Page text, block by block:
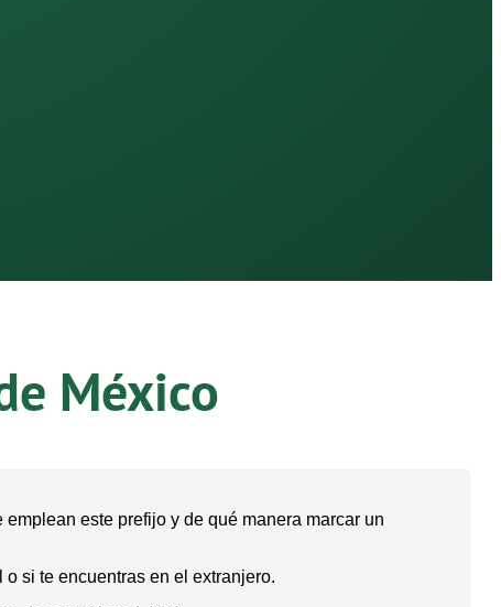
México
este prefijo y de qué manera marcar un
si te encuentras en el extranjero.